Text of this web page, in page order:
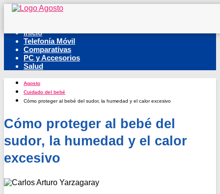
Inicio
Telefonía Móvil
Comparativas
PC y Accesorios
Salud
Agosto
Cuidado del bebé
Cómo proteger al bebé del sudor, la humedad y el calor excesivo
Cómo proteger al bebé del
sudor, la humedad y el calor
excesivo